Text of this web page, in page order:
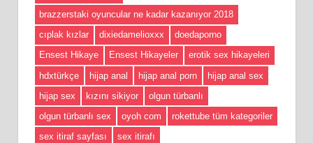
brazzerstaki oyuncular ne kadar kazanıyor 2018
cıplak kızlar
dixiedamelioxxx
doedaporno
Ensest Hikaye
Ensest Hikayeler
erotik sex hikayeleri
hdxtürkçe
hijap anal hijap anal porn
hijap anal sex
hijap sex
kızını sikiyor
olgun türbanlı
olgun türbanlı sex
oyoh com
rokettube tüm kategoriler
sex itiraf sayfası
sex itirafı